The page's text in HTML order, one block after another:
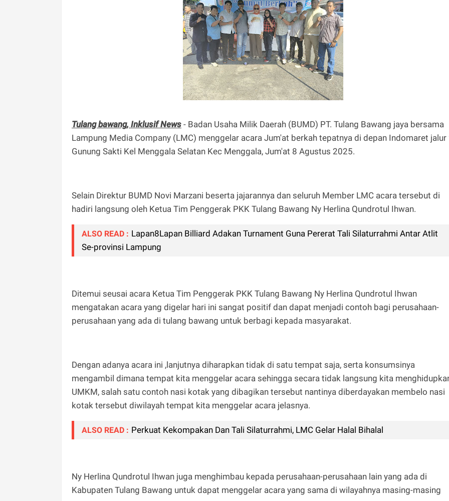
Tulang bawang, Inklusif News - Badan Usaha Milik Daerah (BUMD) PT. Tulang Bawang jaya bersama
Lampung Media Company (LMC) menggelar acara Jum'at berkah tepatnya di depan Indomaret jalur
Gunung Sakti Kel Menggala Selatan Kec Menggala, Jum'at 8 Agustus 2025.
Selain Direktur BUMD Novi Marzani beserta jajarannya dan seluruh Member LMC acara tersebut di
hadiri langsung oleh Ketua Tim Penggerak PKK Tulang Bawang Ny Herlina Qundrotul Ihwan.
ALSO READ : Lapan8Lapan Billiard Adakan Turnament Guna Pererat Tali Silaturrahmi Antar Atlit
Se-provinsi Lampung
Ditemui seusai acara Ketua Tim Penggerak PKK Tulang Bawang Ny Herlina Qundrotul Ihwan
mengatakan acara yang digelar hari ini sangat positif dan dapat menjadi contoh bagi perusahaan-
perusahaan yang ada di tulang bawang untuk berbagi kepada masyarakat.
Dengan adanya acara ini ,lanjutnya diharapkan tidak di satu tempat saja, serta konsumsinya
mengambil dimana tempat kita menggelar acara sehingga secara tidak langsung kita
UMKM, salah satu contoh nasi kotak yang dibagikan tersebut nantinya diberdayakan membelo nasi
kotak tersebut diwilayah tempat kita menggelar acara jelasnya.
ALSO READ : Perkuat Kekompakan Dan Tali Silaturrahmi, LMC Gelar Halal Bihalal
Ny Herlina Qundrotul Ihwan juga menghimbau kepada perusahaan-perusahaan lain yang ada di
Kabupaten Tulang Bawang untuk dapat menggelar acara yang sama di wilayahnya masing-masing